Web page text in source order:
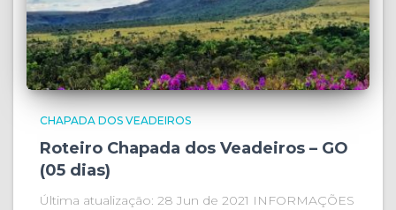
CHAPADA DOS VEADEIROS
Roteiro Chapada dos Veadeiros – GO
(05 dias)
Última atualização: 28 Jun de 2021 INFORMAÇÕES